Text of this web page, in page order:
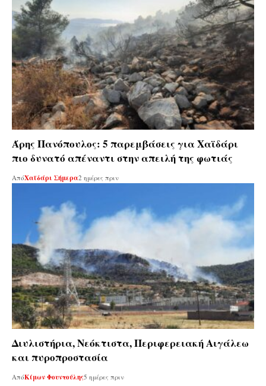
Άρης Πανόπουλος: 5 παρεμβάσεις για Χαϊδάρι
πιο δυνατό απέναντι στην απειλή της φωτιάς
ΑπόΧαϊδάρι Σήμερα2 ημέρες πριν
Διυλιστήρια, Νεόκτιστα, Περιφερειακή Αιγάλεω
και πυροπροστασία
ΑπόΚίμων Φουντούλης5 ημέρες πριν